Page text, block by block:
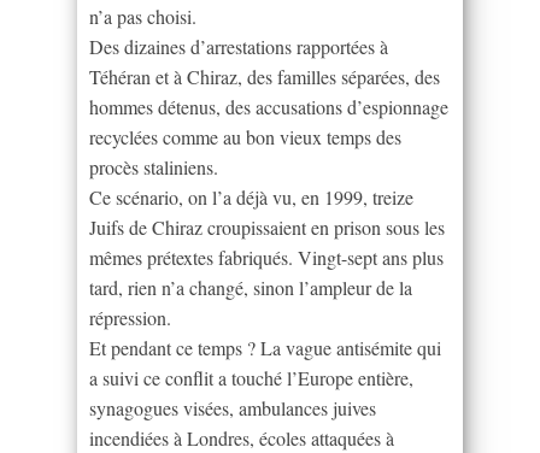
n’a pas choisi.
Des dizaines d’arrestations rapportées à
Téhéran et à Chiraz, des familles séparées, des
hommes détenus, des accusations d’espionnage
recyclées comme au bon vieux temps des
procès staliniens.
Ce scénario, on l’a déjà vu, en 1999, treize
Juifs de Chiraz croupissaient en prison sous les
mêmes prétextes fabriqués. Vingt-sept ans plus
tard, rien n’a changé, sinon l’ampleur de la
répression.
Et pendant ce temps ? La vague antisémite qui
a suivi ce conflit a touché l’Europe entière,
synagogues visées, ambulances juives
incendiées à Londres, écoles attaquées à